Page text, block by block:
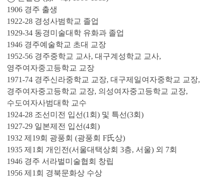
1906 경주 출생
1922-28 경성사범학교 졸업
1929-34 동경미술대학 유화과 졸업
1946 경주예술학교 초대 교장
1952-56 경주중학교 교사, 대구계성학교 교사,
영주여자중고등학교 교장
1971-74 경주신라중학교 교장, 대구제일여자중학교 교장,
경주여자중고등학교 교장, 의성여자중고등학교 교장,
수도여자사범대학 교수
1924-28 조선미전 입선(1회) 및 특선(3회)
1927-29 일본제전 입선(4회)
1932 제19회 광풍회 (광풍회 F氏상)
1935 제1회 개인전(서울대택상회 3층, 서울) 외 7회
1946 경주 서라벌미술협회 창립
1956 제1회 경북문화상 수상